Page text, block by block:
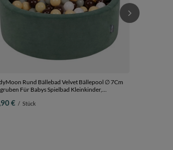
Rund Bällebad Velvet Bällepool ∅ 7Cm
Für Babys Spielbad Kleinkinder,
pastellgelb/braun/weiß, 90 x 30 cm 200
€ / Stück